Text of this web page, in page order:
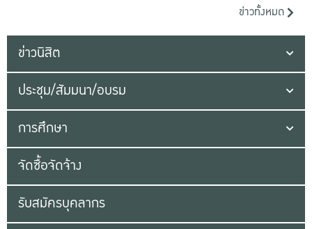
ข่าวทั้งหมด
ข่าวนิสิต
ประชุม/สัมมนา/อบรม
การศึกษา
จัดซื้อจัดจ้าง
รับสมัครบุคลากร